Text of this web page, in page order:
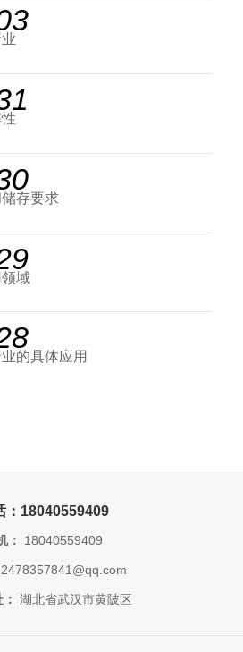
存要求
域
的具体应用
：18040559409
： 18040559409
2478357841@qq.com
湖北省武汉市黄陂区